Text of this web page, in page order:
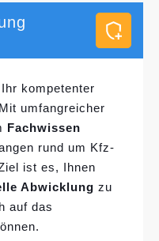
kompetenter
umfangreicher
Fachwissen
rund um Kfz-
ist es, Ihnen
Abwicklung zu
auf das